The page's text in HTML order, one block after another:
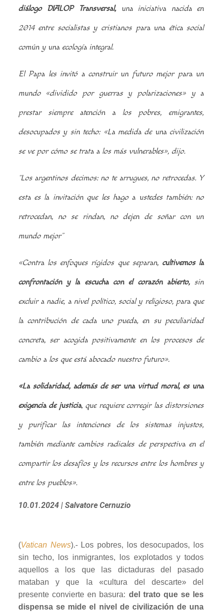
diálogo DIALOP Transversal,una iniciativa nacida en
2014 entre socialistas y cristianos para una ética social
común y una ecología integral.
El Papa les invitó a construir un futuro mejor para un
mundo «dividido por guerras y polarizaciones» y a
prestar siempre atención a los pobres, emigrantes,
desocupados y sin techo: «La medida de una civilización
se ve por cómo se trata a los más vulnerables», dijo.
“Los argentinos decimos: no te arrugues, no retrocedas. Y
esta es la invitación que les hago a ustedes también: no
retrocedan, no se rindan, no dejen de soñar con un
mundo mejor”
«Contra los enfoques rígidos que separan, cultivemos la
confrontación y la escucha con el corazón abierto,sin
excluir a nadie, a nivel político, social y religioso, para que
la contribución de cada uno pueda, en su peculiaridad
concreta, ser acogida positivamente en los procesos de
cambio a los que está abocado nuestro futuro».
«La solidaridad, además de ser una virtud moral, es una
exigencia de justicia, que requiere corregir las distorsiones
y purificar las intenciones de los sistemas injustos,
también mediante cambios radicales de perspectiva en el
compartir los desafíos y los recursos entre los hombres y
entre los pueblos».
10.01.2024| Salvatore Cernuzio
(Vatican News).- Los pobres, los desocupados, los
sin techo, los inmigrantes, los explotados y todos
aquellos a los que las dictaduras del pasado
mataban y que la «cultura del descarte» del
presente convierte en basura: del trato que se les
dispensa se mide el nivel de civilización de una